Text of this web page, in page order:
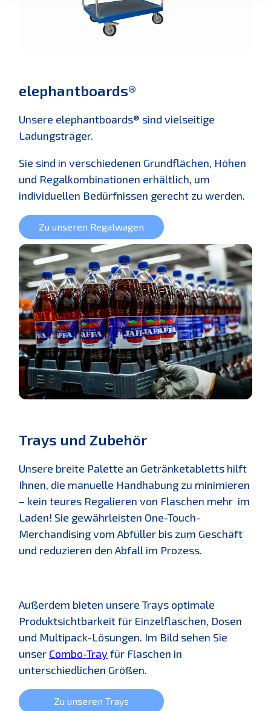
elephantboards®
Unsere elephantboards® sind vielseitige
Ladungsträger.
Sie sind in verschiedenen Grundflächen, Höhen
und Regalkombinationen erhältlich, um
individuellen Bedürfnissen gerecht zu werden.
Zu unseren Regalwagen
Trays und Zubehör
Unsere breite Palette an Getränketabletts hilft
Ihnen, die manuelle Handhabung zu minimieren
– kein teures Regalieren von Flaschen mehr im
Laden! Sie gewährleisten One-Touch-
Merchandising vom Abfüller bis zum Geschäft
und reduzieren den Abfall im Prozess.
Außerdem bieten unsere Trays optimale
Produktsichtbarkeit für Einzelflaschen, Dosen
und Multipack-Lösungen. Im Bild sehen Sie
unser Combo-Tray für Flaschen in
unterschiedlichen Größen.
Zu unseren Trays